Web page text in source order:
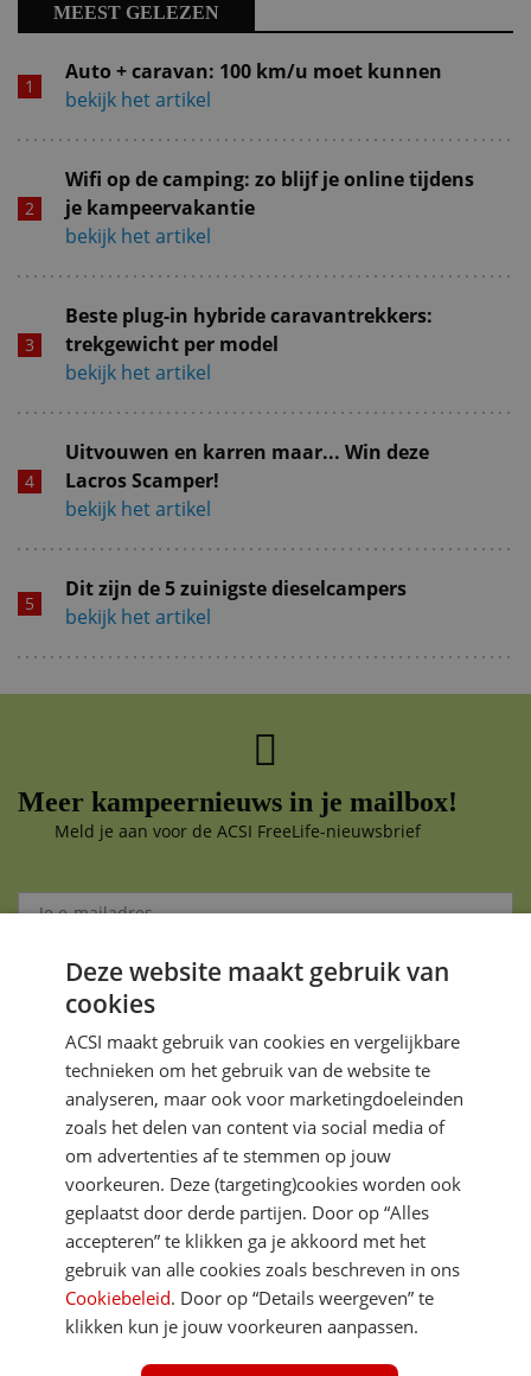
MEEST GELEZEN
Auto + caravan: 100 km/u moet kunnen
bekijk het artikel
Wifi op de camping: zo blijf je online tijdens
je kampeervakantie
bekijk het artikel
Beste plug-in hybride caravantrekkers:
trekgewicht per model
bekijk het artikel
Uitvouwen en karren maar... Win deze
Lacros Scamper!
bekijk het artikel
Dit zijn de 5 zuinigste dieselcampers
bekijk het artikel
Meer kampeernieuws in je mailbox!
Meld je aan voor de ACSI FreeLife-nieuwsbrief
Aanmelden
Je gegevens zijn veilig en worden niet gedeeld met anderen
DIRECT NAAR
MEER ACSI FREELIFE
Deze website maakt gebruik van
cookies
ACSI maakt gebruik van cookies en vergelijkbare
technieken om het gebruik van de website te
analyseren, maar ook voor marketingdoeleinden
zoals het delen van content via social media of
om advertenties af te stemmen op jouw
voorkeuren. Deze (targeting)cookies worden ook
geplaatst door derde partijen. Door op “Alles
accepteren” te klikken ga je akkoord met het
gebruik van alle cookies zoals beschreven in ons
Cookiebeleid. Door op “Details weergeven” te
klikken kun je jouw voorkeuren aanpassen.